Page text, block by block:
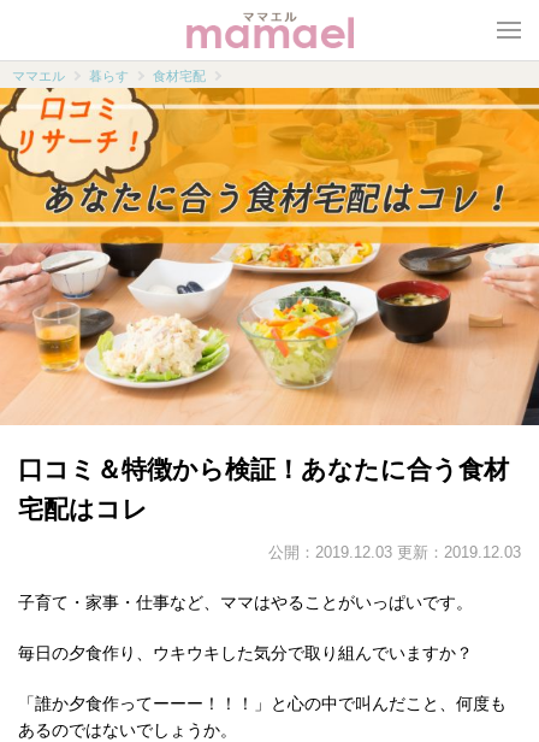
ママエル 暮らす 食材宅配
口コミ＆特徴から検証！あなたに合う食材
宅配はコレ
公開：2019.12.03 更新：2019.12.03
子育て・家事・仕事など、ママはやることがいっぱいです。
毎日の夕食作り、ウキウキした気分で取り組んでいますか？
「誰か夕食作ってーーー！！！」と心の中で叫んだこと、何度も
あるのではないでしょうか。